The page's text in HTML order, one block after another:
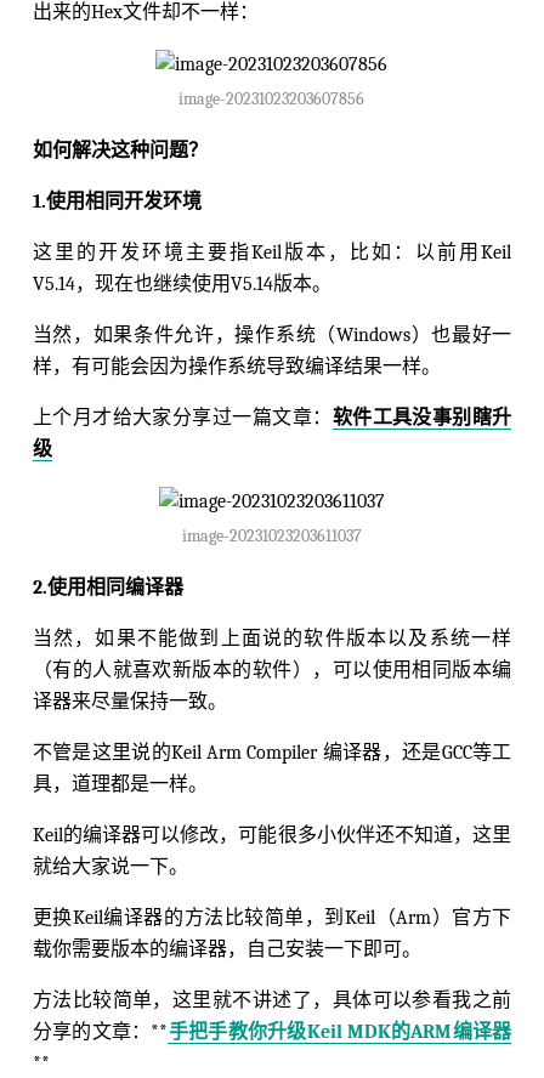
出来的Hex文件却不一样：
image-20231023203607856
如何解决这种问题？
1.使用相同开发环境
这里的开发环境主要指Keil版本，比如：以前用Keil
V5.14，现在也继续使用V5.14版本。
当然，如果条件允许，操作系统（Windows）也最好一
样，有可能会因为操作系统导致编译结果一样。
上个月才给大家分享过一篇文章： 软件工具没事别瞎升
级
image-20231023203611037
2.使用相同编译器
当然，如果不能做到上面说的软件版本以及系统一样
（有的人就喜欢新版本的软件），可以使用相同版本编
译器来尽量保持一致。
不管是这里说的Keil Arm Compiler 编译器，还是GCC等工
具，道理都是一样。
Keil的编译器可以修改，可能很多小伙伴还不知道，这里
就给大家说一下。
更换Keil编译器的方法比较简单，到Keil（Arm）官方下
载你需要版本的编译器，自己安装一下即可。
方法比较简单，这里就不讲述了，具体可以参看我之前
分享的文章：**手把手教你升级Keil MDK的ARM编译器
**